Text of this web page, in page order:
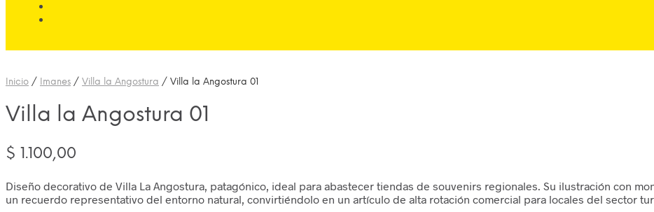
Inicio / Imanes / Villa la Angostura / Villa la Angostura 01
Villa la Angostura 01
$ 1.100,00
Diseño decorativo de Villa La Angostura, patagónico, ideal para abastecer tiendas de souvenirs regionales. Su ilustración con
un recuerdo representativo del entorno natural, convirtiéndolo en un artículo de alta rotación comercial para locales del sector